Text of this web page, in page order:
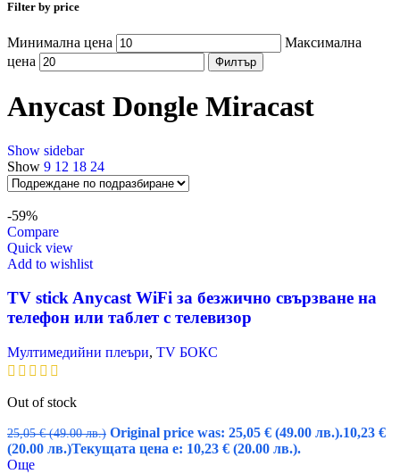
Filter by price
Минимална цена
Максимална
цена
Филтър
Anycast Dongle Miracast
Show sidebar
Show 9 12 18 24
-59%
Compare
Quick view
Add to wishlist
TV stick Anycast WiFi за безжично свързване на
телефон или таблет с телевизор
Мултимедийни плеъри, TV БОКС
Out of stock
25,05€ (49.00 лв.) Original price was: 25,05 € (49.00 лв.).10,23 €
(20.00 лв.)Текущата цена е: 10,23 € (20.00 лв.).
Още